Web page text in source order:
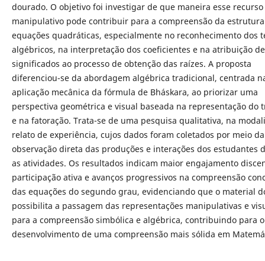
dourado. O objetivo foi investigar de que maneira esse recurso
manipulativo pode contribuir para a compreensão da
equações quadráticas, especialmente no reconhecimento dos
algébricos, na interpretação dos coeficientes e na atribuição de
significados ao processo de obtenção das raízes. A proposta
diferenciou-se da abordagem algébrica tradicional, centrada
aplicação mecânica da fórmula de Bháskara, ao priorizar uma
perspectiva geométrica e visual baseada na representação do
e na fatoração. Trata-se de uma pesquisa qualitativa, na
relato de experiência, cujos dados foram coletados por meio da
observação direta das produções e interações dos estudantes
as atividades. Os resultados indicam maior engajamento
participação ativa e avanços progressivos na compreensão
das equações do segundo grau, evidenciando que o material
possibilita a passagem das representações manipulativas e
para a compreensão simbólica e algébrica, contribuindo para o
desenvolvimento de uma compreensão mais sólida em